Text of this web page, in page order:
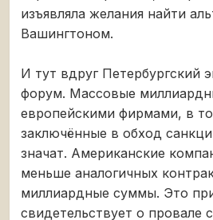
изъявляла желания найти
Вашингтоном.
И тут вдруг Петербургский
форум. Массовые
европейскими фирмами, в
заключённые в обход
значат. Американские
меньше аналогичных
миллиардные суммы. Это
свидетельствует о провале